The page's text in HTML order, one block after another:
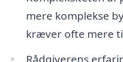
mere komplekse
kræver ofte mere
Rådgiverens